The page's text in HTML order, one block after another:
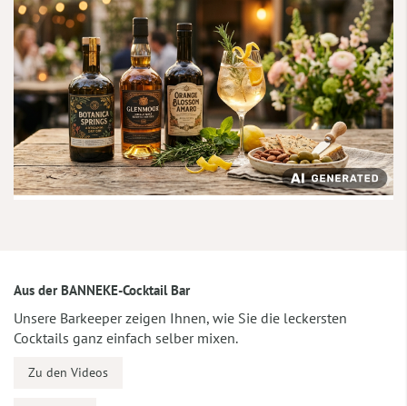
Aus der BANNEKE-Cocktail Bar
Unsere Barkeeper zeigen Ihnen, wie Sie die leckersten
Cocktails ganz einfach selber mixen.
Zu den Videos